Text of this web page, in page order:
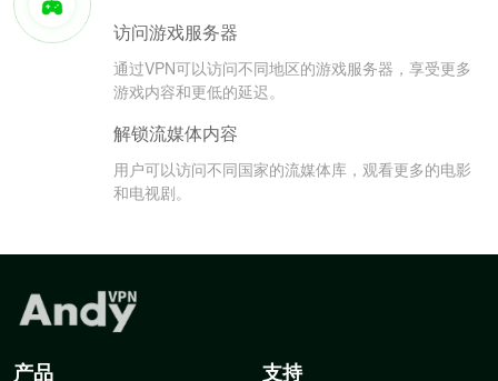
访问游戏服务器
通过VPN可以访问不同地区的游戏服务器，享受更多
游戏内容和更低的延迟。
解锁流媒体内容
用户可以访问不同国家的流媒体库，观看更多的电影
和电视剧。
产品 支持